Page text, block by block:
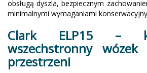
obsługą dyszla, bezpiecznym
minimalnymi wymaganiami
Clark ELP15 –
wszechstronny wózek
przestrzeni